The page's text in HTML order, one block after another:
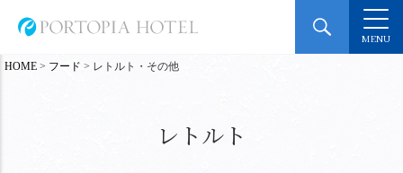
MENU
HOME フード レトルト・その他
レトルト